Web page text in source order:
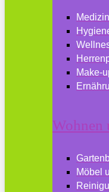
Make-
Wohnen
Möbel